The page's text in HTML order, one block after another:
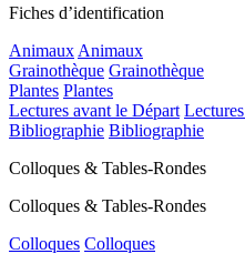
Fiches d’identification
Animaux Animaux
Grainothèque Grainothèque
Plantes Plantes
Lectures avant le Départ
Bibliographie Bibliographie
Colloques & Tables-Rondes
Colloques & Tables-Rondes
Colloques Colloques